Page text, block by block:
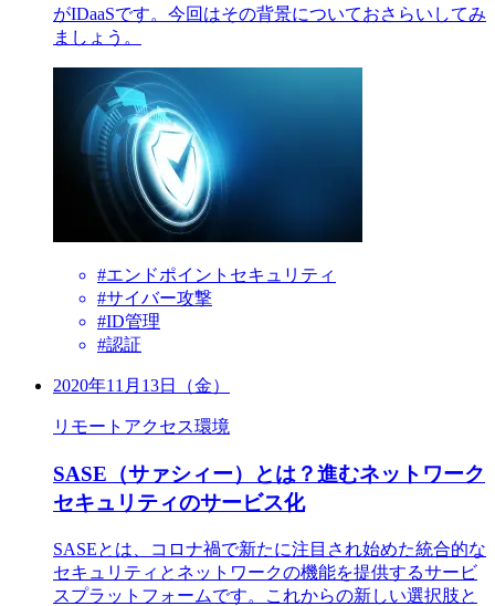
がIDaaSです。今回はその背景についておさらいしてみ
ましょう。
#エンドポイントセキュリティ
#サイバー攻撃
#ID管理
#認証
2020年11月13日（金）
リモートアクセス環境
SASE（サァシィー）とは？進むネットワーク
セキュリティのサービス化
SASEとは、コロナ禍で新たに注目され始めた統合的な
セキュリティとネットワークの機能を提供するサービ
スプラットフォームです。これからの新しい選択肢と